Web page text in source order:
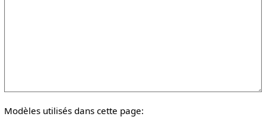
Modèles utilisés dans cette page: